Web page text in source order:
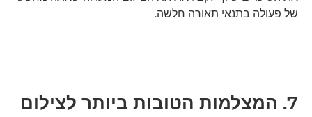
של פעולה בתנאי תאורה חלשה.
7. המצלמות הטובות ביותר לצילום